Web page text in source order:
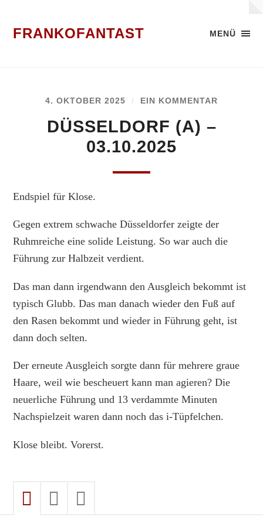
MENÜ
FRANKOFANTAST
4. OKTOBER 2025 / EIN KOMMENTAR
DÜSSELDORF (A) –
03.10.2025
Endspiel für Klose.
Gegen extrem schwache Düsseldorfer zeigte der
Ruhmreiche eine solide Leistung. So war auch die
Führung zur Halbzeit verdient.
Das man dann irgendwann den Ausgleich bekommt ist
typisch Glubb. Das man danach wieder den Fuß auf
den Rasen bekommt und wieder in Führung geht, ist
dann doch selten.
Der erneute Ausgleich sorgte dann für mehrere graue
Haare, weil wie bescheuert kann man agieren? Die
neuerliche Führung und 13 verdammte Minuten
Nachspielzeit waren dann noch das i-Tüpfelchen.
Klose bleibt. Vorerst.